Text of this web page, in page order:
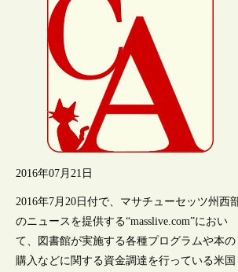
2016年07月21日
2016年7月20日付で、マサチューセッツ州西
のニュースを提供する“masslive.com”におい
て、図書館が実施する各種プログラムや本の
購入などに関する資金調達を行っている米国